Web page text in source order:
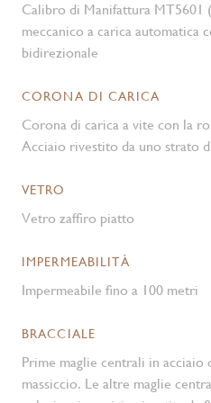
Calibro di Manifattura MT5601
meccanico a carica automatica
bidirezionale
CORONA DI CARICA
Corona di carica a vite con la
Acciaio rivestito da uno strato
VETRO
Vetro zaffiro piatto
IMPERMEABILITÀ
Impermeabile fino a 100 metri
BRACCIALE
Prime maglie centrali in
massiccio. Le altre maglie